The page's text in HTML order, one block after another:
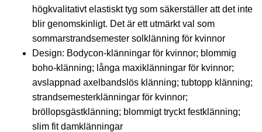
högkvalitativt elastiskt tyg som säkerställer att det inte
blir genomskinligt. Det är ett utmärkt val som
sommarstrandsemester solklänning för kvinnor
Design: Bodycon-klänningar för kvinnor; blommig
boho-klänning; långa maxiklänningar för kvinnor;
avslappnad axelbandslös klänning; tubtopp klänning;
strandsemesterklänningar för kvinnor;
bröllopsgästklänning; blommigt tryckt festklänning;
slim fit damklänningar